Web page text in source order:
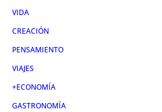
VIDA
CREACIÓN
PENSAMIENTO
VIAJES
+ECONOMÍA
GASTRONOMÍA